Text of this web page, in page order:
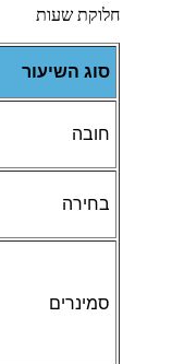
חלוקת שעות
סוג השיעור
חובה
בחירה
סמינרים